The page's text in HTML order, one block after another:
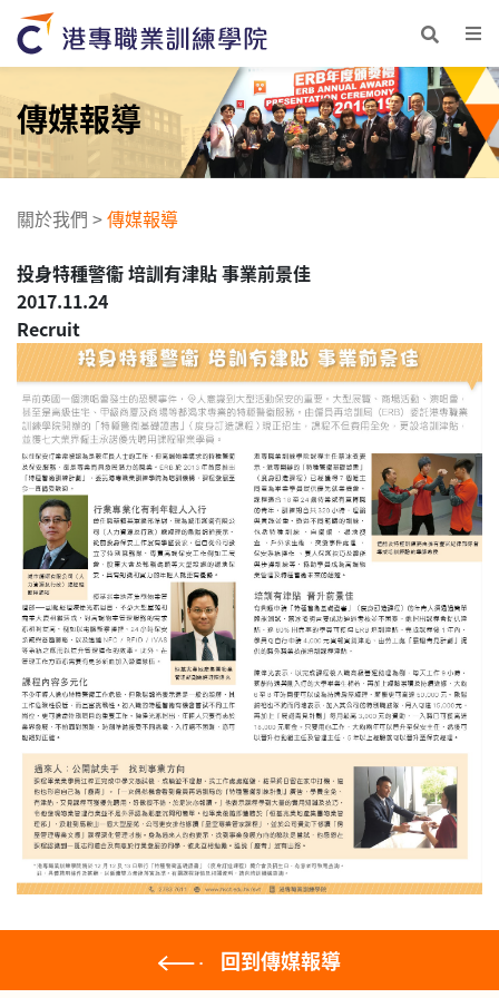
傳媒報導
關於我們 >傳媒報導
投身特種警衞 培訓有津貼 事業前景佳
2017.11.24
Recruit
回到傳媒報導